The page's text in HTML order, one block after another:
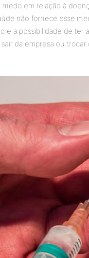
em relação à
não fornece esse
e a possibilidade de ter
da empresa ou